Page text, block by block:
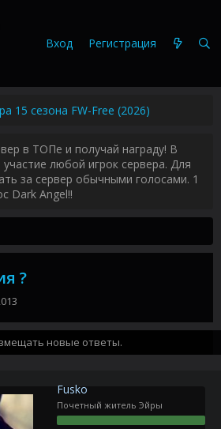
Вход Регистрация
15 сезона FW-Free (2026)
в ТОПе и получай награду! В
любой игрок сервера. Для
за сервер обычными голосами. 1
Dark Angel!!
?
новые ответы.
Fusko
Почетный житель Эйры